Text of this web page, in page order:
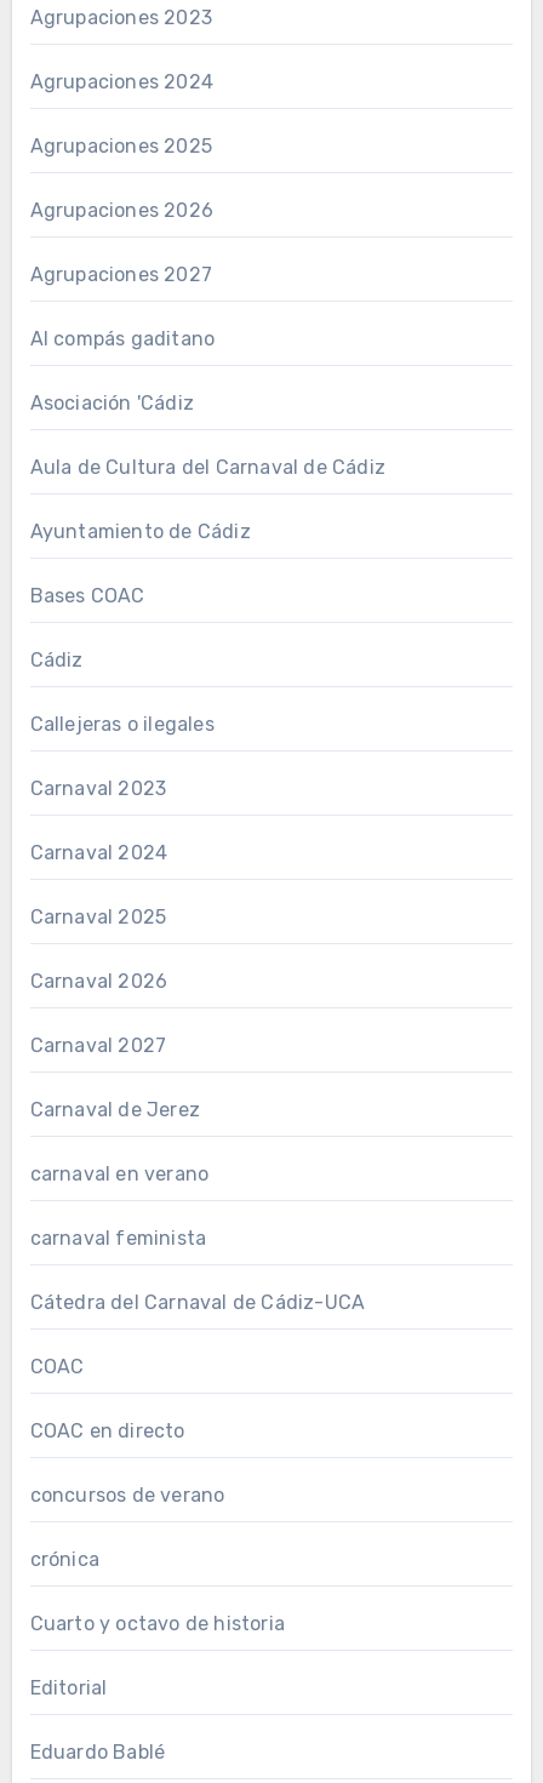
Agrupaciones 2023
Agrupaciones 2024
Agrupaciones 2025
Agrupaciones 2026
Agrupaciones 2027
Al compás gaditano
Asociación 'Cádiz
Aula de Cultura del Carnaval de Cádiz
Ayuntamiento de Cádiz
Bases COAC
Cádiz
Callejeras o ilegales
Carnaval 2023
Carnaval 2024
Carnaval 2025
Carnaval 2026
Carnaval 2027
Carnaval de Jerez
carnaval en verano
carnaval feminista
Cátedra del Carnaval de Cádiz-UCA
COAC
COAC en directo
concursos de verano
crónica
Cuarto y octavo de historia
Editorial
Eduardo Bablé